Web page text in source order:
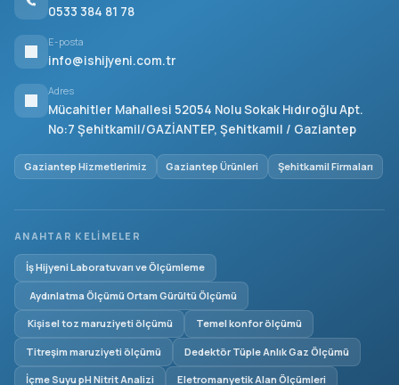
0533 384 81 78
E-posta
info@ishijyeni.com.tr
Adres
Mücahitler Mahallesi 52054 Nolu Sokak Hıdıroğlu Apt.
No:7 Şehitkamil/GAZİANTEP, Şehitkamil / Gaziantep
Gaziantep Hizmetlerimiz Gaziantep Ürünleri Şehitkamil Firmaları
ANAHTAR KELIMELER
İş Hijyeni Laboratuvarı ve Ölçümleme
Aydınlatma Ölçümü Ortam Gürültü Ölçümü
Kişisel toz maruziyeti ölçümü Temel konfor ölçümü
Titreşim maruziyeti ölçümü Dedektör Tüple Anlık Gaz Ölçümü
İçme Suyu pH Nitrit Analizi Eletromanyetik Alan Ölçümleri